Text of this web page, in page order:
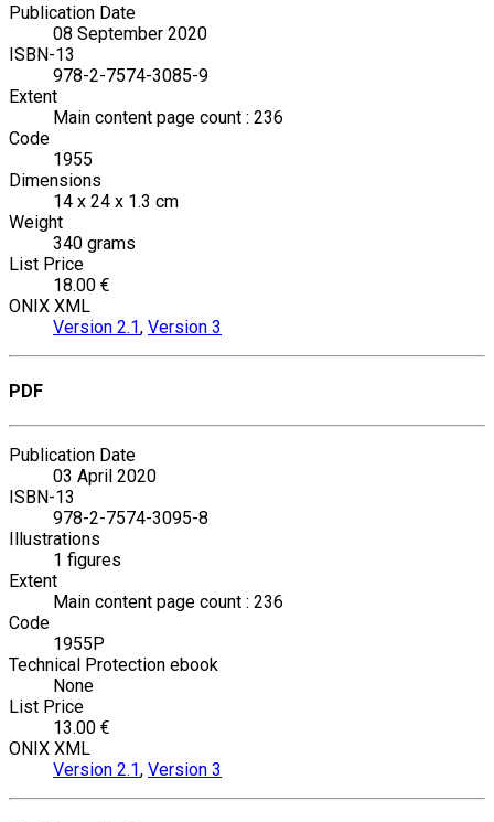
Publication Date
08 September 2020
ISBN-13
978-2-7574-3085-9
Extent
Main content page count : 236
Code
1955
Dimensions
14 x 24 x 1.3 cm
Weight
340 grams
List Price
18.00 €
ONIX XML
Version 2.1, Version 3
PDF
Publication Date
03 April 2020
ISBN-13
978-2-7574-3095-8
Illustrations
1 figures
Extent
Main content page count : 236
Code
1955P
Technical Protection ebook
None
List Price
13.00 €
ONIX XML
Version 2.1, Version 3